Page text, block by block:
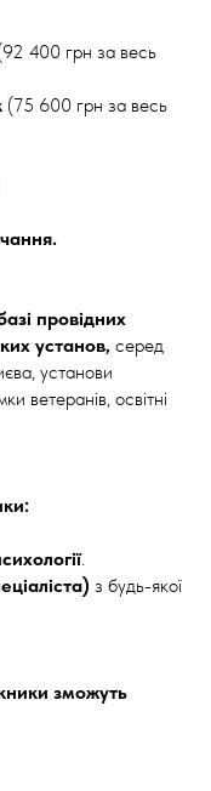
400 грн за весь
(75 600 грн за весь
провідних
установ, серед
установи
ветеранів, освітні
.
з будь-якої
зможуть